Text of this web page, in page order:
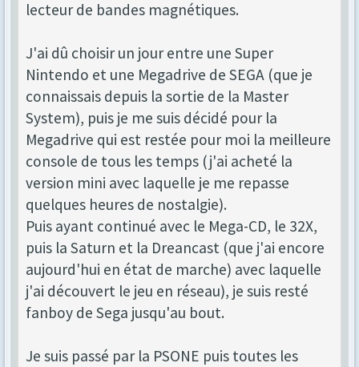
lecteur de bandes magnétiques.
J'ai dû choisir un jour entre une Super
Nintendo et une Megadrive de SEGA (que je
connaissais depuis la sortie de la Master
System), puis je me suis décidé pour la
Megadrive qui est restée pour moi la meilleure
console de tous les temps (j'ai acheté la
version mini avec laquelle je me repasse
quelques heures de nostalgie).
Puis ayant continué avec le Mega-CD, le 32X,
puis la Saturn et la Dreancast (que j'ai encore
aujourd'hui en état de marche) avec laquelle
j'ai découvert le jeu en réseau), je suis resté
fanboy de Sega jusqu'au bout.
Je suis passé par la PSONE puis toutes les